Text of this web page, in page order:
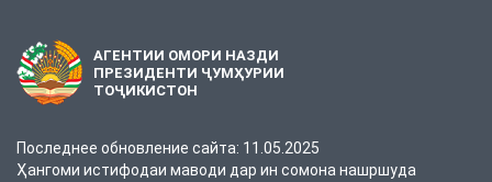
АГЕНТИИ ОМОРИ НАЗДИ
ПРЕЗИДЕНТИ ҶУМҲУРИИ
ТОҶИКИСТОН
Последнее обновление сайта: 11.05.2025
Ҳангоми истифодаи маводи дар ин сомона нашршуда